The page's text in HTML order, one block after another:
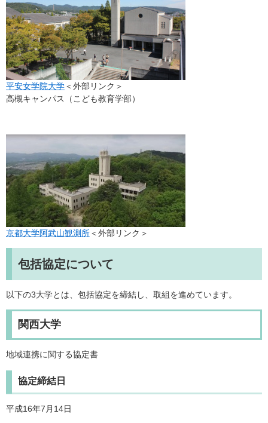
平安女学院大学＜外部リンク＞
高槻キャンパス（こども教育学部）
京都大学阿武山観測所＜外部リンク＞
包括協定について
以下の3大学とは、包括協定を締結し、取組を進めています。
関西大学
地域連携に関する協定書
協定締結日
平成16年7月14日